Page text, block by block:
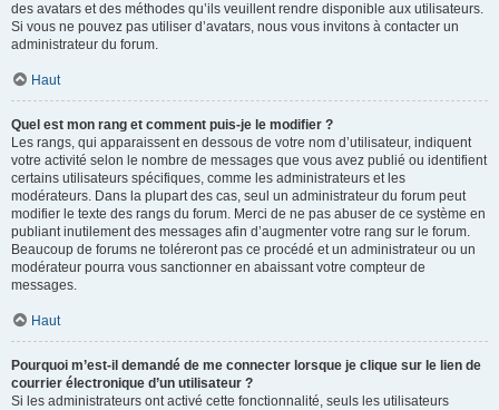
des avatars et des méthodes qu’ils veuillent rendre disponible aux utilisateurs.
Si vous ne pouvez pas utiliser d’avatars, nous vous invitons à contacter un
administrateur du forum.
Haut
Quel est mon rang et comment puis-je le modifier ?
Les rangs, qui apparaissent en dessous de votre nom d’utilisateur, indiquent
votre activité selon le nombre de messages que vous avez publié ou identifient
certains utilisateurs spécifiques, comme les administrateurs et les
modérateurs. Dans la plupart des cas, seul un administrateur du forum peut
modifier le texte des rangs du forum. Merci de ne pas abuser de ce système en
publiant inutilement des messages afin d’augmenter votre rang sur le forum.
Beaucoup de forums ne toléreront pas ce procédé et un administrateur ou un
modérateur pourra vous sanctionner en abaissant votre compteur de
messages.
Haut
Pourquoi m’est-il demandé de me connecter lorsque je clique sur le lien de
courrier électronique d’un utilisateur ?
Si les administrateurs ont activé cette fonctionnalité, seuls les utilisateurs